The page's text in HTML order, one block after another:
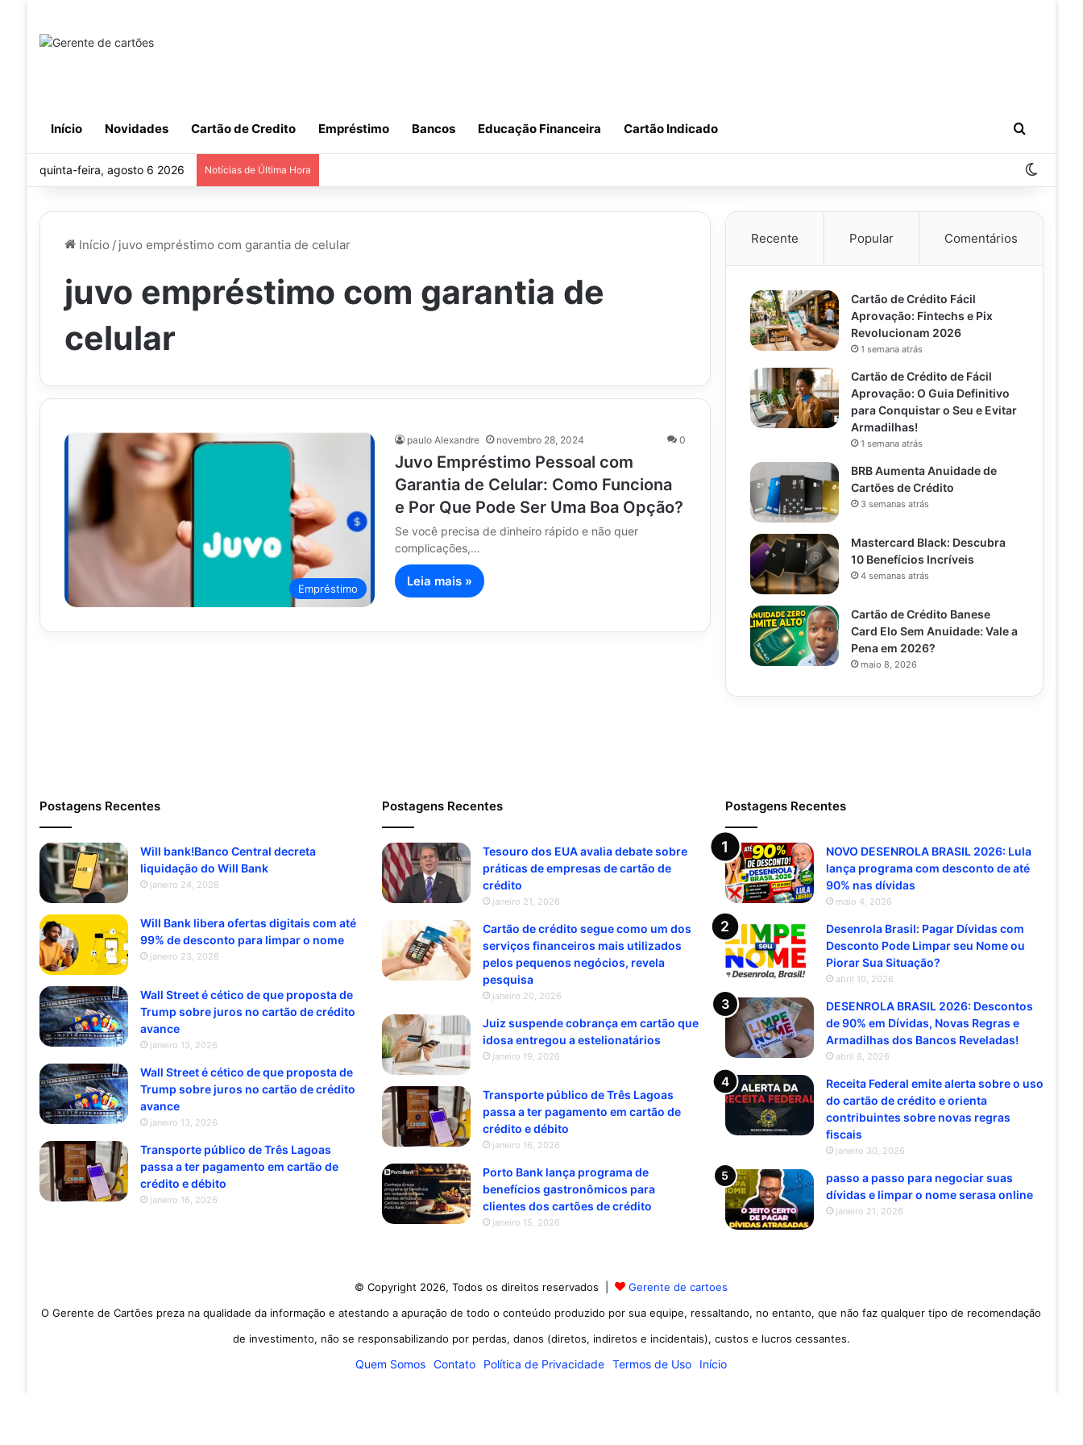
Início Novidades Cartão de Credito Empréstimo Bancos Educação Financeira Cartão Indicado Procurar
quinta-feira, agosto 6 2026 Notícias de Última Hora
Início / juvo empréstimo com garantia de celular
juvo empréstimo com garantia de
celular
Empréstimo
paulo Alexandre novembro 28, 2024 0
Juvo Empréstimo Pessoal com
Garantia de Celular: Como Funciona
e Por Que Pode Ser Uma Boa Opção?
Se você precisa de dinheiro rápido e não quer
complicações,…
Leia mais »
Recente Popular Comentários
Cartão de Crédito Fácil
Aprovação: Fintechs e Pix
Revolucionam 2026
1 semana atrás
Cartão de Crédito de Fácil
Aprovação: O Guia Definitivo
para Conquistar o Seu e Evitar
Armadilhas!
1 semana atrás
BRB Aumenta Anuidade de
Cartões de Crédito
3 semanas atrás
Mastercard Black: Descubra
10 Benefícios Incríveis
4 semanas atrás
Cartão de Crédito Banese
Card Elo Sem Anuidade: Vale a
Pena em 2026?
maio 8, 2026
Postagens Recentes
Will bank!Banco Central decreta
liquidação do Will Bank
janeiro 24, 2026
Will Bank libera ofertas digitais com até
99% de desconto para limpar o nome
janeiro 23, 2026
Wall Street é cético de que proposta de
Trump sobre juros no cartão de crédito
avance
janeiro 13, 2026
Wall Street é cético de que proposta de
Trump sobre juros no cartão de crédito
avance
janeiro 13, 2026
Transporte público de Três Lagoas
passa a ter pagamento em cartão de
crédito e débito
janeiro 16, 2026
Postagens Recentes
Tesouro dos EUA avalia debate sobre
práticas de empresas de cartão de
crédito
janeiro 21, 2026
Cartão de crédito segue como um dos
serviços financeiros mais utilizados
pelos pequenos negócios, revela
pesquisa
janeiro 20, 2026
Juiz suspende cobrança em cartão que
idosa entregou a estelionatários
janeiro 19, 2026
Transporte público de Três Lagoas
passa a ter pagamento em cartão de
crédito e débito
janeiro 16, 2026
Porto Bank lança programa de
benefícios gastronômicos para
clientes dos cartões de crédito
janeiro 15, 2026
Postagens Recentes
NOVO DESENROLA BRASIL 2026: Lula
lança programa com desconto de até
90% nas dívidas
maio 4, 2026
Desenrola Brasil: Pagar Dívidas com
Desconto Pode Limpar seu Nome ou
Piorar Sua Situação?
abril 10, 2026
DESENROLA BRASIL 2026: Descontos
de 90% em Dívidas, Novas Regras e
Armadilhas dos Bancos Reveladas!
abril 8, 2026
Receita Federal emite alerta sobre o uso
do cartão de crédito e orienta
contribuintes sobre novas regras
fiscais
janeiro 30, 2026
passo a passo para negociar suas
dívidas e limpar o nome serasa online
janeiro 21, 2026
© Copyright 2026, Todos os direitos reservados |
Gerente de cartoes
O Gerente de Cartões preza na qualidade da informação e atestando a apuração de todo o conteúdo produzido por sua equipe, ressaltando, no entanto, que não faz qualquer tipo de recomendação
de investimento, não se responsabilizando por perdas, danos (diretos, indiretos e incidentais), custos e lucros cessantes.
Quem Somos Contato Política de Privacidade Termos de Uso Início